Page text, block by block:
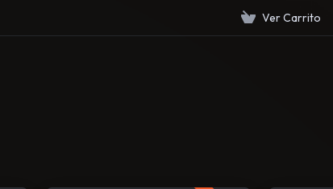
Ver Carrito